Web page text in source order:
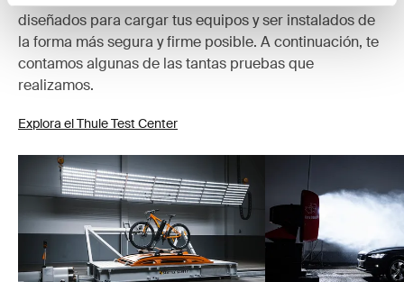
diseñados para cargar tus equipos y ser instalados de
la forma más segura y firme posible. A continuación, te
contamos algunas de las tantas pruebas que
realizamos.
Explora el Thule Test Center